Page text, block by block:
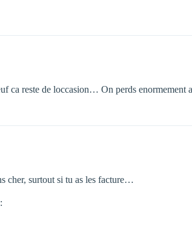
ca reste de loccasion… On perds enormement
cher, surtout si tu as les facture…